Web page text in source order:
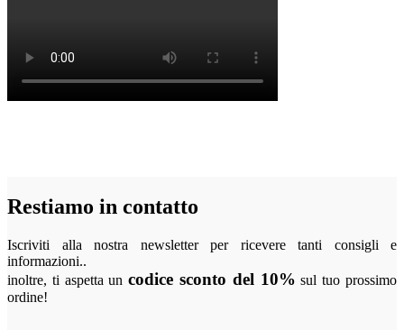
Restiamo in contatto
Iscriviti alla nostra newsletter per ricevere tanti consigli e
informazioni..
inoltre, ti aspetta uncodice sconto del 10% sul tuo prossimo
ordine!